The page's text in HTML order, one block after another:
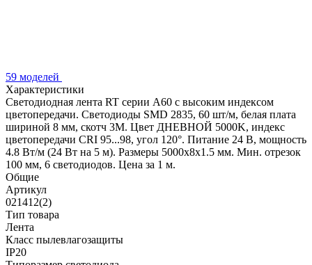
59 моделей
Характеристики
Светодиодная лента RT серии A60 с высоким индексом
цветопередачи. Светодиоды SMD 2835, 60 шт/м, белая плата
шириной 8 мм, скотч 3М. Цвет ДНЕВНОЙ 5000K, индекс
цветопередачи CRI 95...98, угол 120°. Питание 24 В, мощность
4.8 Вт/м (24 Вт на 5 м). Размеры 5000х8х1.5 мм. Мин. отрезок
100 мм, 6 светодиодов. Цена за 1 м.
Общие
Артикул
021412(2)
Тип товара
Лента
Класс пылевлагозащиты
IP20